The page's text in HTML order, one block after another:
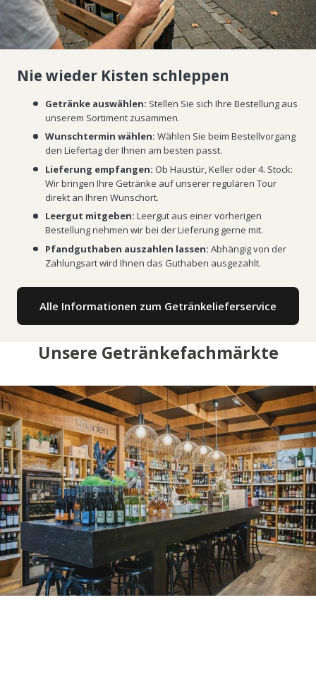
Nie wieder Kisten schleppen
Getränke auswählen: Stellen Sie sich Ihre Bestellung aus
unserem Sortiment zusammen.
Wunschtermin wählen: Wählen Sie beim Bestellvorgang
den Liefertag der Ihnen am besten passt.
Lieferung empfangen: Ob Haustür, Keller oder 4. Stock:
Wir bringen Ihre Getränke auf unserer regulären Tour
direkt an Ihren Wunschort.
Leergut mitgeben: Leergut aus einer vorherigen
Bestellung nehmen wir bei der Lieferung gerne mit.
Pfandguthaben auszahlen lassen: Abhängig von der
Zahlungsart wird Ihnen das Guthaben ausgezahlt.
Alle Informationen zum Getränkelieferservice
Unsere Getränkefachmärkte